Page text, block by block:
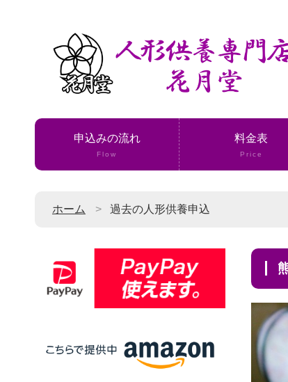
申込みの流れ
Flow
料金表
Price
ホーム 過去の人形供養申込